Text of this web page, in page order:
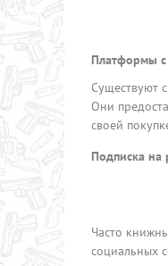
Платформы
Существуют
Они
своей
Подписка на
Часто
социальных